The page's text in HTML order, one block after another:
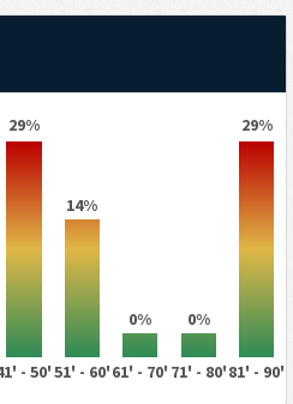
29%
14%
0% 0%
29%
- 50'51' - 60'61' - 70' 71' - 80'81' - 90'